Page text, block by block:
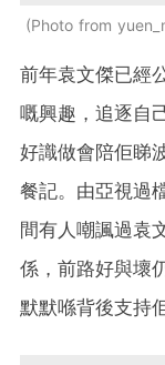
Photo from
前年袁文傑已經
嘅興趣，追逐自
好識做會陪佢睇
餐記。由亞視過
間有人嘲諷過袁
係，前路好與壞
默默喺背後支持佢